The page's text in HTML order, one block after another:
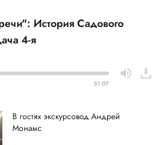
История Садового
4-я
51:07
В гостях экскурсовод Андрей
Монамс